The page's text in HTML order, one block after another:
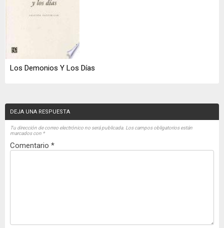
Los Demonios Y Los Días
DEJA UNA RESPUESTA
Tu dirección de correo electrónico no será publicada. Los campos obligatorios están
marcados con *
Comentario *